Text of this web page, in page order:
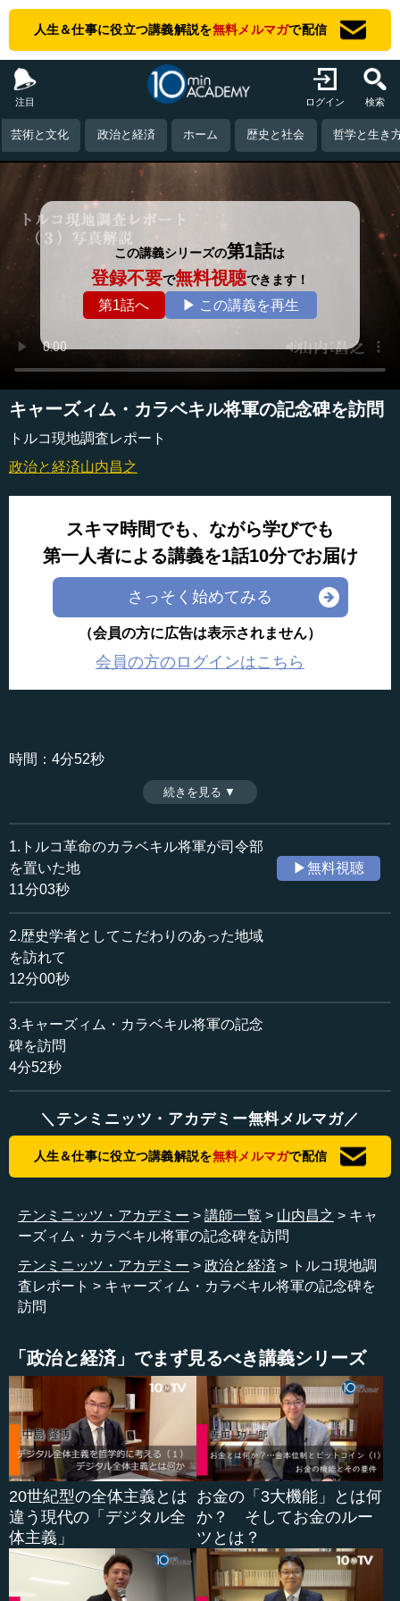
人生＆仕事に役立つ講義解説を無料メルマガで配信
注目 ログイン 検索
芸術と文化 政治と経済 ホーム 歴史と社会 哲学と生き
この講義シリーズの第1話は
登録不要で無料視聴できます！
第1話へ ▶ この講義を再生
キャーズィム・カラベキル将軍の記念碑を訪問
トルコ現地調査レポート
政治と経済山内昌之
スキマ時間でも、ながら学びでも
第一人者による講義を1話10分でお届け
さっそく始めてみる
（会員の方に広告は表示されません）
会員の方のログインはこちら
時間：4分52秒
収録日：2014年7月17日
追加日：2014年10月16日
カテゴリー：
歴史・民族
西洋・中東史
≪全文≫
ルの山で、現地の歴史に通じている案内人、それからトル
コ人の友人、こういう人たちと一緒に、どの山がどこにあ
るかということを、地図を開きながら吟味しているところ
です。このように私は双眼鏡を手放さず、地図、この地図
は２５万分の１で当時の参謀本部が作った地図ですが、そ
れを入手して見ていると、こういう次第です。
この写真は、アルバチャイ川です。先ほど触れたアルメ
ニアとトルコの国境のアニ遺跡という、今はトルコに残っ
ていますけれども、アルメニアにとって非常に重要な遺跡
があります。教会等々の名残り、その遺跡群をアニ遺跡と
呼んでいますが、そこにある教会から下に流れているアル
パチャイ川、これを写した写真です。これは、今、アルメ
ご覧いただけるように、大変に深い谷と崖によって、両国
の間を分けている川ということになりますね。
こちらの写真は、先ほど申したように、アルダハンから
シャヴシャトを抜け、シャヴシャトからさらにアルトヴィ
ンへ抜けていく急峻な山と谷、その一部を写したもので
だいたい写している高さ、雰囲気をご覧いただければよ
ろしいわけです。
この写真はバトゥームの町で写したもので、まさに後ろ
に広がっているのが、バトゥーム港の引き込み線に置かれ
ている、老朽化したタンクローリー車であります。今はパ
イプライン等を使えますので、こうした石油運搬タンクロ
ーリーというものの老朽化したものは廃棄されている状態
かと思われますが、往時の繁栄、往時の石油運搬の名残を
知ることができます。これはバトゥーム港の一部を写した
ものですね。
続きを見る ▼
1.トルコ革命のカラベキル将軍が司令部
を置いた地
11分03秒
▶無料視聴
2.歴史学者としてこだわりのあった地域
を訪れて
12分00秒
3.キャーズィム・カラベキル将軍の記念
碑を訪問
4分52秒
＼テンミニッツ・アカデミー無料メルマガ／
人生＆仕事に役立つ講義解説を無料メルマガで配信
テンミニッツ・アカデミー 講師一覧 山内昌之
キャ
ーズィム・カラベキル将軍の記念碑を訪問
テンミニッツ・アカデミー
政治と経済
トルコ現地調
査レポート
キャーズィム・カラベキル将軍の記念碑を
訪問
「政治と経済」でまず見るべき講義シリーズ
20世紀型の全体主義とは
違う現代の「デジタル全
体主義」
お金の「3大機能」とは何
か？ そしてお金のルー
ツとは？